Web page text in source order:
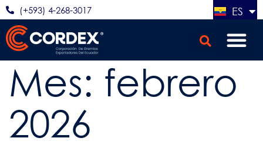
(+593) 4-268-3017 ES
EN
Mes: febrero
2026